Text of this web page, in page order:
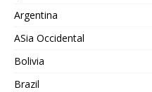
Argentina
ASia Occidental
Bolivia
Brazil